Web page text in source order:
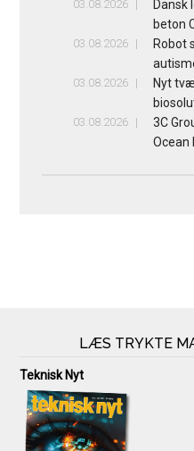
03.08.2026
Dansk
beton
03.08.2026
Robot
03.08.2026
Nyt
03.08.2026
3C
Ocean
LÆS TRYKTE
Teknisk Nyt